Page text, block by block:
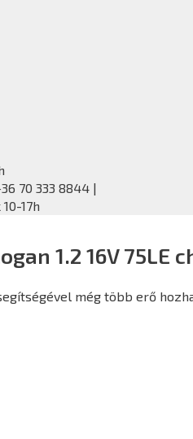
70 333 8844 |
17h
1.2 16V 75LE
még több erő